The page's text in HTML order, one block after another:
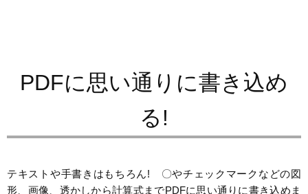
PDFに思い通りに書き込め
る!
テキストや手書きはもちろん! 〇やチェックマークなどの図
形、画像、透かしから計算式までPDFに思い通りに書き込めま